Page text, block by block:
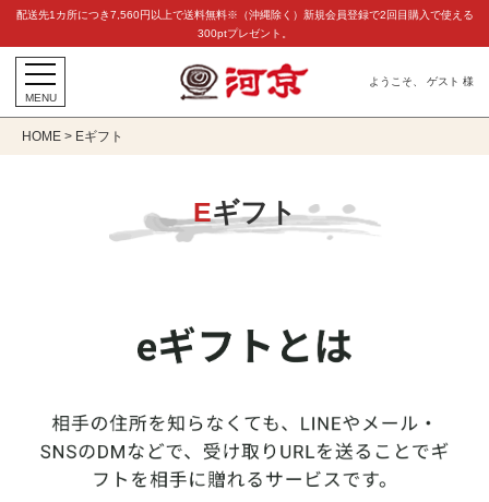
配送先1カ所につき7,560円以上で送料無料※（沖縄除く）新規会員登録で2回目購入で使える
300ptプレゼント。
MENU
ようこそ、 ゲスト 様
HOME Eギフト
Eギフト